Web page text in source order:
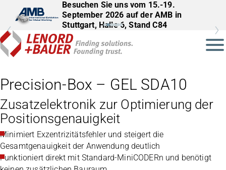
Besuchen Sie uns vom 15.-19.
September 2026 auf der AMB in
Stuttgart, Halle 6, Stand C84
Precision-Box – GEL SDA10
Zusatzelektronik zur Optimierung der
Positionsgenauigkeit
Minimiert Exzentrizitätsfehler und steigert die
Gesamtgenauigkeit der Anwendung deutlich
Funktioniert direkt mit Standard-MiniCODERn und benötigt